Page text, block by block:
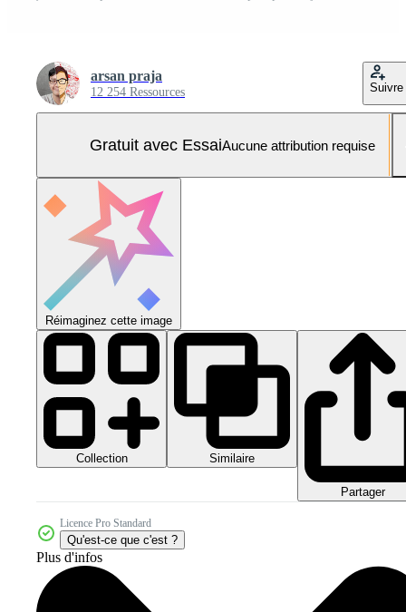
arsan praja
12 254 Ressources Suivre
Gratuit avec EssaiAucune attribution requise
Réimaginez cette image
Collection Similaire
Partager
Licence Pro Standard
Qu'est-ce que c'est ?
Plus d'infos